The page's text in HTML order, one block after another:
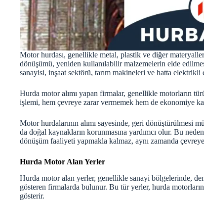
Motor hurdası, genellikle metal, plastik ve diğer
dönüşümü, yeniden kullanılabilir malzemelerin elde
sanayisi, inşaat sektörü, tarım makineleri ve hatta
Hurda motor alımı yapan firmalar, genellikle motorların
işlemi, hem çevreye zarar vermemek hem de ekonomiye
Motor hurdalarının alımı sayesinde, geri dönüştürülmesi
da doğal kaynakların korunmasına yardımcı olur. Bu
dönüşüm faaliyeti yapmakla kalmaz, aynı zamanda
Hurda Motor Alan Yerler
Hurda motor alan yerler, genellikle sanayi bölgelerinde,
gösteren firmalarda bulunur. Bu tür yerler, hurda
gösterir.